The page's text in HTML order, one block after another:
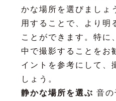
かな場所を選びましょ
用することで、より明
ことができます。特に
中で撮影することをお
イントを参考にして、
しょう。
静かな場所を選ぶ 音の